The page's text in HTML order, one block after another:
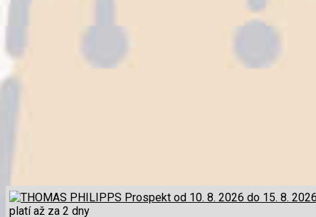
platí až za 2 dny